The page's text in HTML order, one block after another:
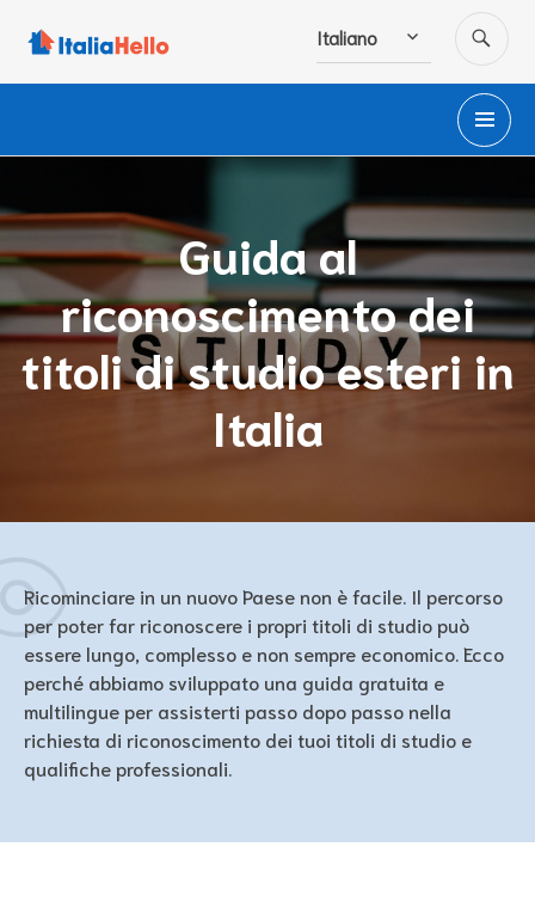
Italiano
Guida al
riconoscimento dei
titoli di studio esteri in
Italia
Ricominciare in un nuovo Paese non è facile. Il percorso
per poter far riconoscere i propri titoli di studio può
essere lungo, complesso e non sempre economico. Ecco
perché abbiamo sviluppato una guida gratuita e
multilingue per assisterti passo dopo passo nella
richiesta di riconoscimento dei tuoi titoli di studio e
qualifiche professionali.